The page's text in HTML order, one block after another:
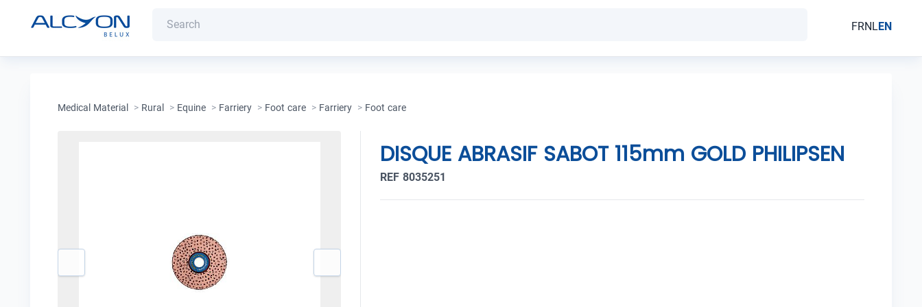
FRNLEN
Medical Material > Rural > Equine > Farriery > Foot care > Farriery > Foot care
DISQUE ABRASIF SABOT 115mm GOLD PHILIPSEN
REF 8035251